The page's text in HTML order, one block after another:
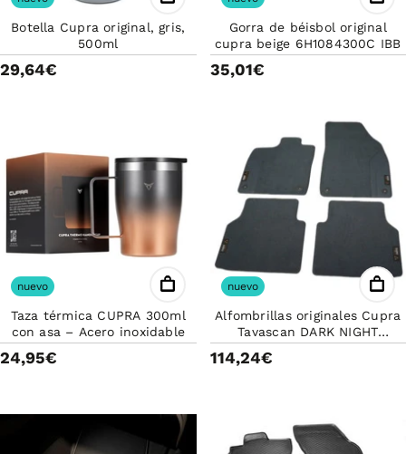
Botella Cupra original, gris,
500ml
29,64€
Gorra de béisbol original
cupra beige 6H1084300C IBB
35,01€
Taza térmica CUPRA 300ml
con asa – Acero inoxidable
24,95€
nuevo
Alfombrillas originales Cupra
Tavascan DARK NIGHT
5FL863011LOE (4 PZAS)
114,24€
nuevo